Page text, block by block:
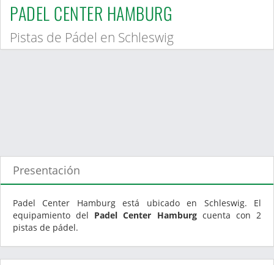
PADEL CENTER HAMBURG
Pistas de Pádel en Schleswig
Presentación
Padel Center Hamburg está ubicado en Schleswig. El
equipamiento del Padel Center Hamburgcuenta con 2
pistas de pádel.